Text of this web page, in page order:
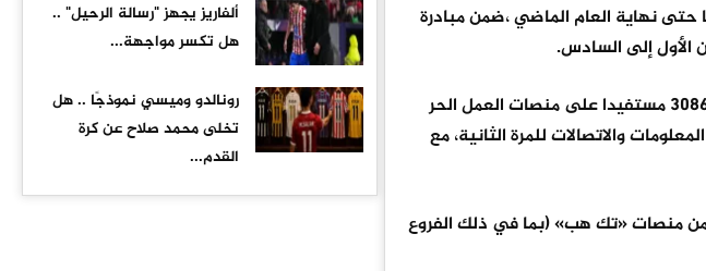
والتكنولوجيا والوظائف، بين التقرير ارتفاع عدد المتدربين إلى 10590 متدربا حتى نهاية العام الماضي ،ضمن مبادرة
وفي إطار "منح نمو الأردن"، تم توقيع 231 اتفاقية أفضت إلى توفير 4439 فرصة لإدرار الدخل وتدريب 3086 مستفيدا على منصات العمل الحر
والاتصالات للمرة الثانية، مع
من منصات «تك هب» (بما في ذلك الفروع
ألفاريز يجهز "رسالة الرحيل" ..
هل تكسر مواجهة...
رونالدو وميسي نموذجًا .. هل
تخلى محمد صلاح عن كرة
القدم...